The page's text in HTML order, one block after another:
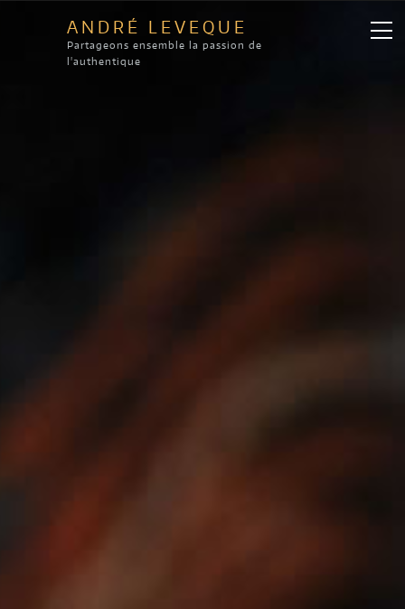
ANDRÉ LEVEQUE
Partageons ensemble la passion de
l'authentique